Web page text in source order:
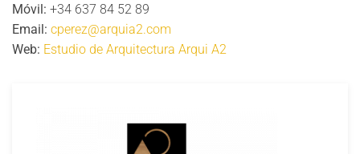
Móvil: +34 637 84 52 89
Email: cperez@arquia2.com
Web: Estudio de Arquitectura Arqui A2